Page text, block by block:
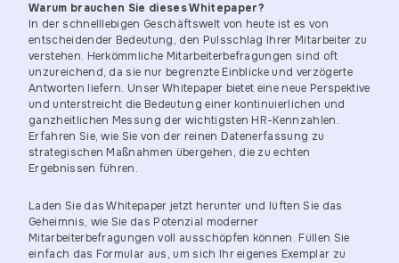
Warum brauchen Sie dieses Whitepaper?
In der schnelllebigen Geschäftswelt von heute ist es von
entscheidender Bedeutung, den Pulsschlag Ihrer Mitarbeiter zu
verstehen. Herkömmliche Mitarbeiterbefragungen sind oft
unzureichend, da sie nur begrenzte Einblicke und verzögerte
Antworten liefern. Unser Whitepaper bietet eine neue Perspektive
und unterstreicht die Bedeutung einer kontinuierlichen und
ganzheitlichen Messung der wichtigsten HR-Kennzahlen.
Erfahren Sie, wie Sie von der reinen Datenerfassung zu
strategischen Maßnahmen übergehen, die zu echten
Ergebnissen führen.
Laden Sie das Whitepaper jetzt herunter und lüften Sie das
Geheimnis, wie Sie das Potenzial moderner
Mitarbeiterbefragungen voll ausschöpfen können. Füllen Sie
einfach das Formular aus, um sich Ihr eigenes Exemplar zu